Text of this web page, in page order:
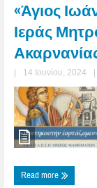
«Άγιος
Ιεράς
| 14 Ιουνίου, 2024 |
Read more